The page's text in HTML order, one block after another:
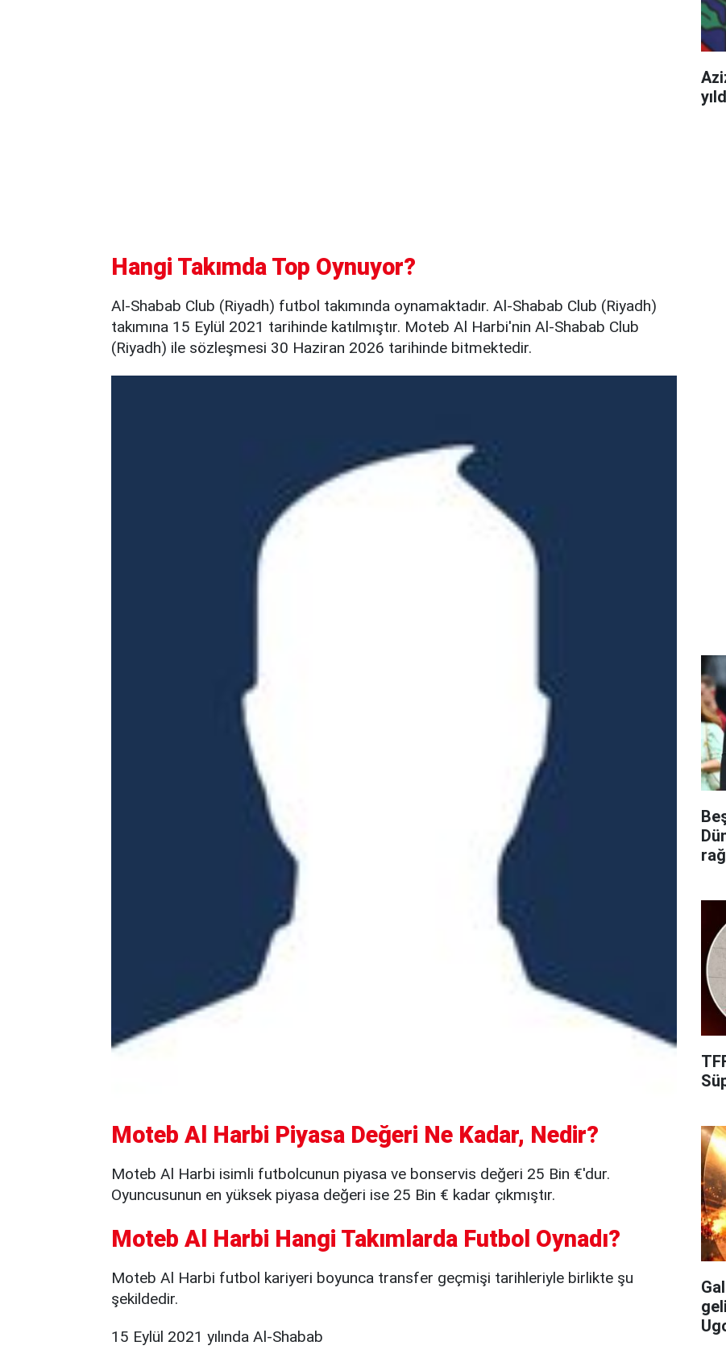
Hangi Takımda Top Oynuyor?
Al-Shabab Club (Riyadh) futbol takımında oynamaktadır. Al-Shabab Club (Riyadh)
takımına 15 Eylül 2021 tarihinde katılmıştır. Moteb Al Harbi'nin Al-Shabab Club
(Riyadh) ile sözleşmesi 30 Haziran 2026 tarihinde bitmektedir.
Moteb Al Harbi Piyasa Değeri Ne Kadar, Nedir?
Moteb Al Harbi isimli futbolcunun piyasa ve bonservis değeri 25 Bin €'dur.
Oyuncusunun en yüksek piyasa değeri ise 25 Bin € kadar çıkmıştır.
Moteb Al Harbi Hangi Takımlarda Futbol Oynadı?
Moteb Al Harbi futbol kariyeri boyunca transfer geçmişi tarihleriyle birlikte şu
şekildedir.
15 Eylül 2021 yılında Al-Shabab